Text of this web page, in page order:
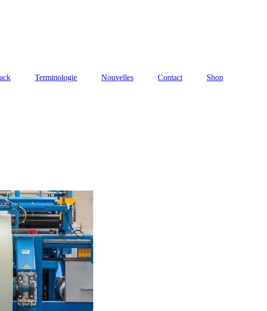
Terminologie Nouvelles Contact Shop